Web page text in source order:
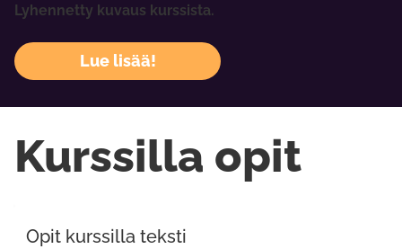
Lyhennetty kuvaus kurssista.
Lue lisää!
Kurssilla opit
Opit kurssilla teksti